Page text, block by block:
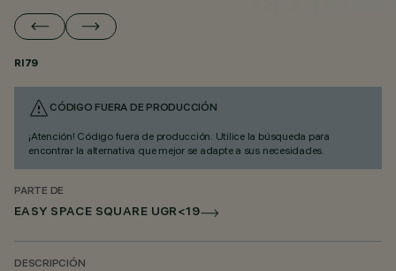
RI79
CÓDIGO FUERA DE PRODUCCIÓN
¡Atención! Código fuera de producción. Utilice la búsqueda para
encontrar la alternativa que mejor se adapte a sus necesidades.
PARTE DE
EASY SPACE SQUARE UGR<19
DESCRIPCIÓN